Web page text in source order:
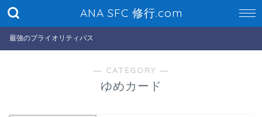
ANA SFC 修行.com
最強のプライオリティパス
― CATEGORY ―
ゆめカード